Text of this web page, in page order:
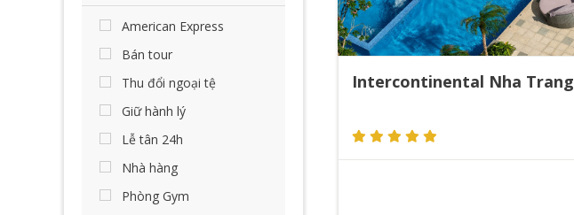
American Express
Bán tour
Thu đổi ngoại tệ
Giữ hành lý
Lễ tân 24h
Nhà hàng
Phòng Gym
Intercontinental Nha Trang